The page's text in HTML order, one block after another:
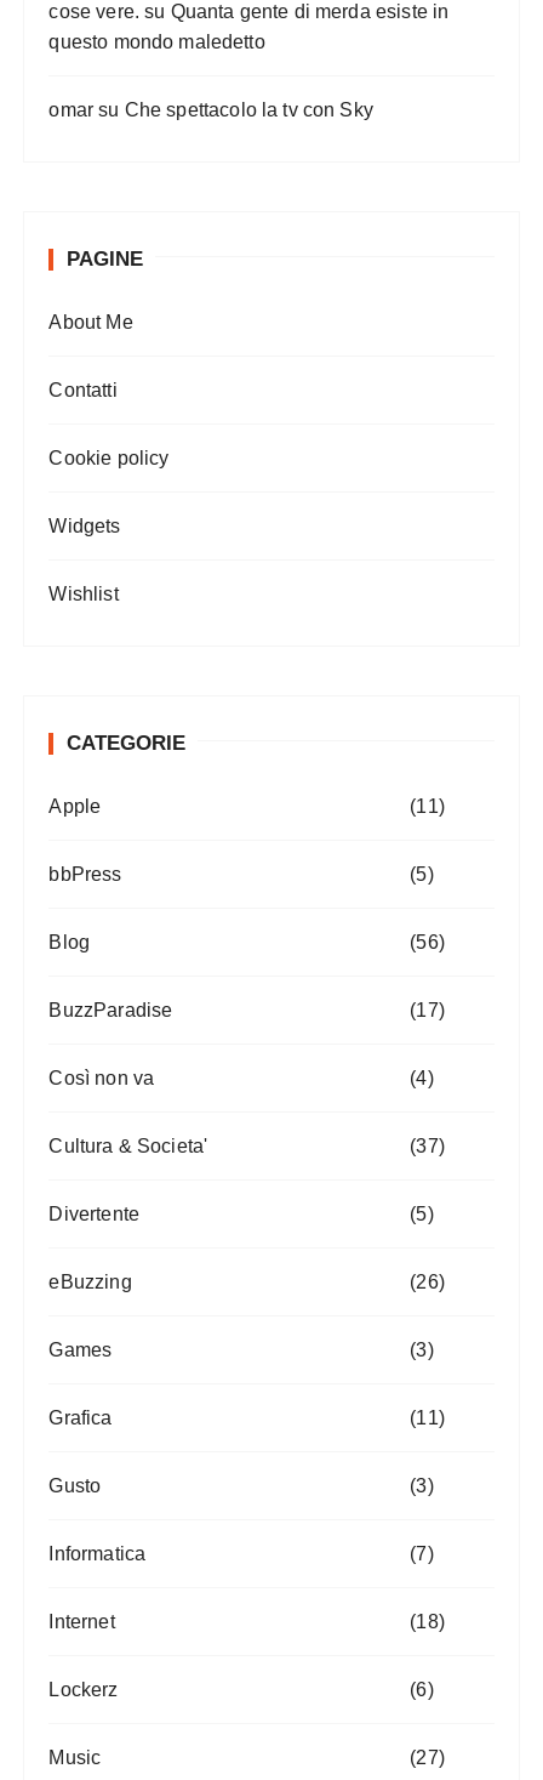
cose vere. su Quanta gente di merda esiste in
questo mondo maledetto
omar su Che spettacolo la tv con Sky
PAGINE
About Me
Contatti
Cookie policy
Widgets
Wishlist
CATEGORIE
Apple (11)
bbPress (5)
Blog (56)
BuzzParadise (17)
Così non va (4)
Cultura & Societa' (37)
Divertente (5)
eBuzzing (26)
Games (3)
Grafica (11)
Gusto (3)
Informatica (7)
Internet (18)
Lockerz (6)
Music (27)